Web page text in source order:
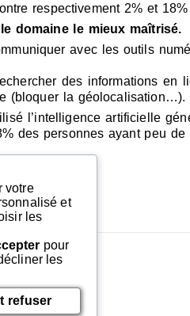
respectivement 2% et
domaine le mieux maîtrisé.
avec les outils
des informations en
(bloquer la géolocalisation…).
l’intelligence artificielle
des personnes ayant peu
votre
et
les
pour
les
refuser